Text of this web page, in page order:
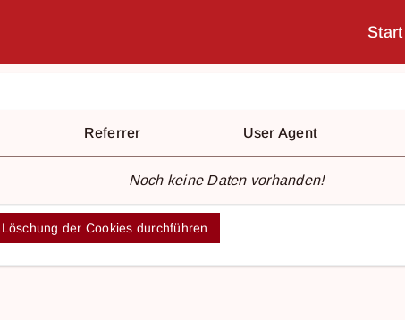
Start
Referrer User Agent
Noch keine Daten vorhanden!
Löschung der Cookies durchführen